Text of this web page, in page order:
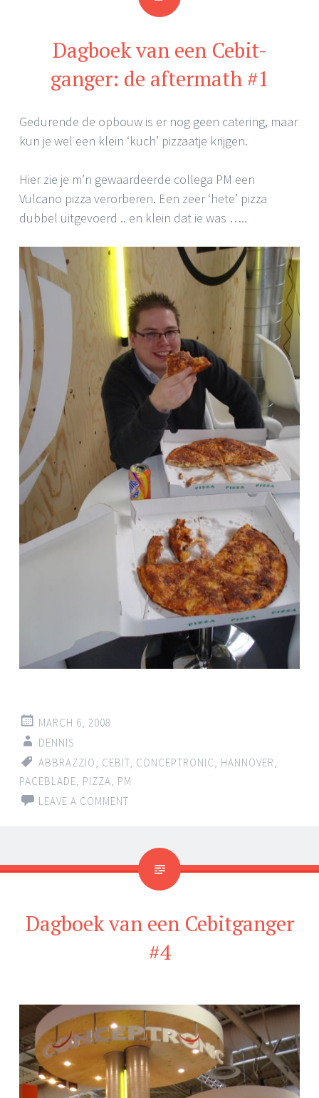
Dagboek van een Cebit-
ganger: de aftermath #1
Gedurende de opbouw is er nog geen catering, maar
kun je wel een klein ‘kuch’ pizzaatje krijgen.
Hier zie je m’n gewaardeerde collega PM een
Vulcano pizza verorberen. Een zeer ‘hete’ pizza
dubbel uitgevoerd .. en klein dat ie was …..
MARCH 6, 2008
DENNIS
ABBRAZZIO, CEBIT, CONCEPTRONIC, HANNOVER,
PACEBLADE, PIZZA, PM
LEAVE A COMMENT
Dagboek van een Cebitganger
#4